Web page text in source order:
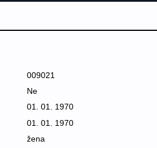
009021
Ne
01. 01. 1970
01. 01. 1970
žena